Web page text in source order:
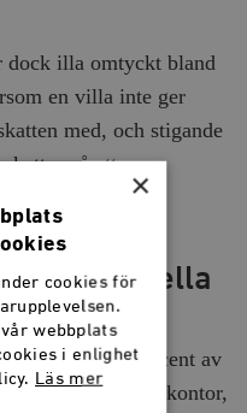
dock illa omtyckt bland
en villa inte ger
med, och stigande
på ett
kommersiella
0,5 procent av
till exempel kontor,
×
cookies för
webbplats
i enlighet
Läs mer